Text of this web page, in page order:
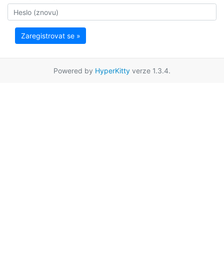
Zaregistrovat se »
Powered by HyperKitty verze 1.3.4.